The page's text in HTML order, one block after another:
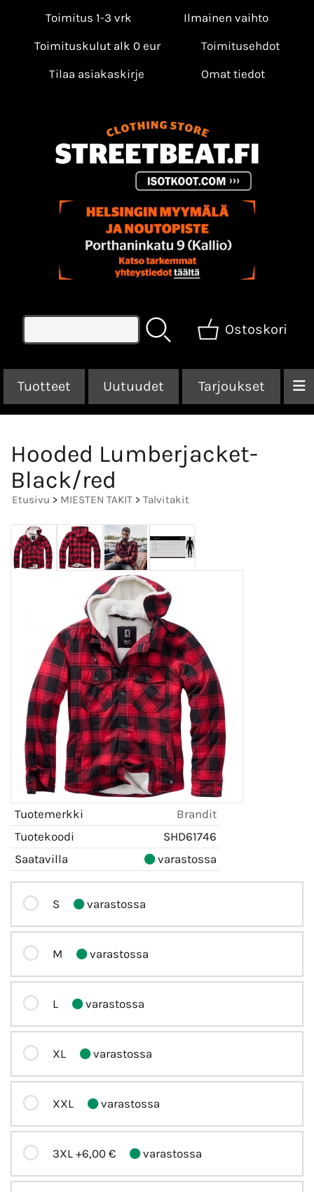
Toimitus 1-3 vrk
Ilmainen vaihto
Toimituskulut alk 0 eur
Toimitusehdot
Tilaa asiakaskirje
Omat tiedot
Ostoskori
Tuotteet Uutuudet Tarjoukset
Hooded Lumberjacket-
Black/red
Etusivu > MIESTEN TAKIT > Talvitakit
Tuotemerkki
Brandit
Tuotekoodi
SHD61746
Saatavilla
varastossa
S varastossa
M varastossa
L varastossa
XL varastossa
XXL varastossa
3XL +6,00 € varastossa